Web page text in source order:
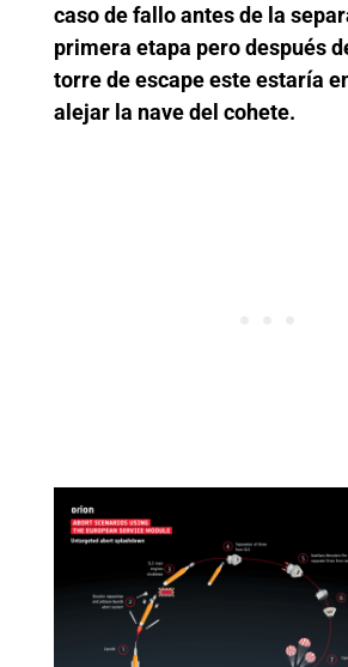
caso de fallo antes de la
primera etapa pero después
torre de escape este estaría
alejar la nave del cohete.